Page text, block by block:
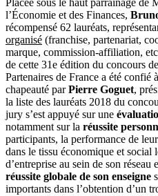
Placée sous le haut parrainage de
l’Économie et des Finances,
récompensé 62 lauréats,
organisé (franchise, partenariat,
marque, commission-affiliation,
de cette 31e édition du concours
Partenaires de France a été confié
chapeauté parPierre Goguet,
la liste des lauréats 2018 du
jury s’est appuyé sur une
notamment sur la réussite
participants, la performance de
dans le tissu économique et social
d’entreprise au sein de son réseau
réussite globale de son enseigne
importants dans l’obtention d’un